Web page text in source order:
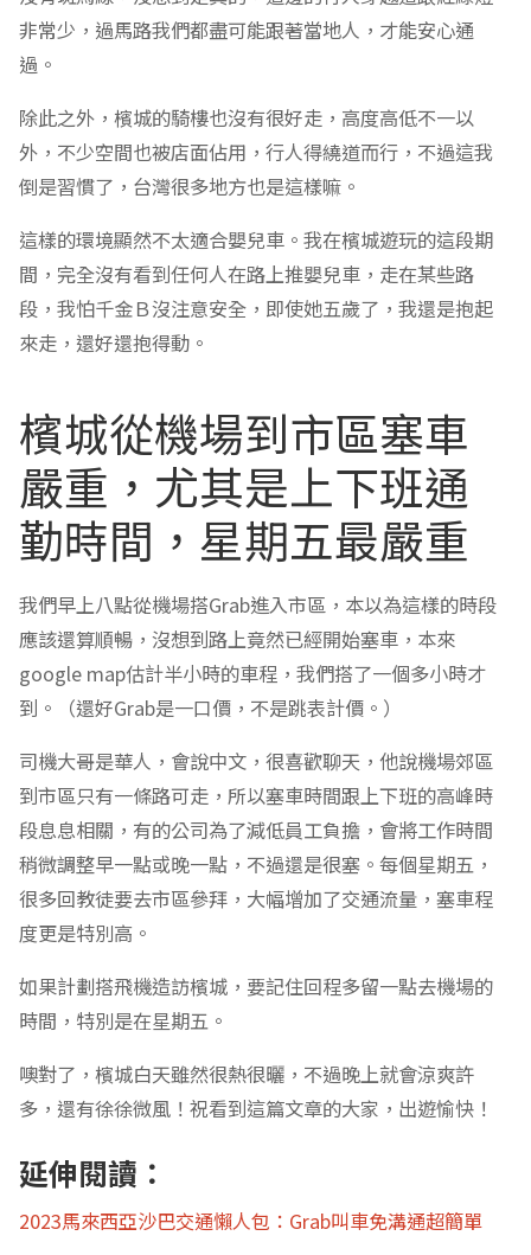
非常少，過馬路我們都盡可能跟著當地人，才能安心通
過。
除此之外，檳城的騎樓也沒有很好走，高度高低不一以
外，不少空間也被店面佔用，行人得繞道而行，不過這我
倒是習慣了，台灣很多地方也是這樣嘛。
這樣的環境顯然不太適合嬰兒車。我在檳城遊玩的這段期
間，完全沒有看到任何人在路上推嬰兒車，走在某些路
段，我怕千金Ｂ沒注意安全，即使她五歲了，我還是抱起
來走，還好還抱得動。
檳城從機場到市區塞車
嚴重，尤其是上下班通
勤時間，星期五最嚴重
我們早上八點從機場搭Grab進入市區，本以為這樣的時段
應該還算順暢，沒想到路上竟然已經開始塞車，本來
google map估計半小時的車程，我們搭了一個多小時才
到。（還好Grab是一口價，不是跳表計價。）
司機大哥是華人，會說中文，很喜歡聊天，他說機場郊區
到市區只有一條路可走，所以塞車時間跟上下班的高峰時
段息息相關，有的公司為了減低員工負擔，會將工作時間
稍微調整早一點或晚一點，不過還是很塞。每個星期五，
很多回教徒要去市區參拜，大幅增加了交通流量，塞車程
度更是特別高。
如果計劃搭飛機造訪檳城，要記住回程多留一點去機場的
時間，特別是在星期五。
噢對了，檳城白天雖然很熱很曬，不過晚上就會涼爽許
多，還有徐徐微風！祝看到這篇文章的大家，出遊愉快！
延伸閱讀：
2023馬來西亞沙巴交通懶人包：Grab叫車免溝通超簡單